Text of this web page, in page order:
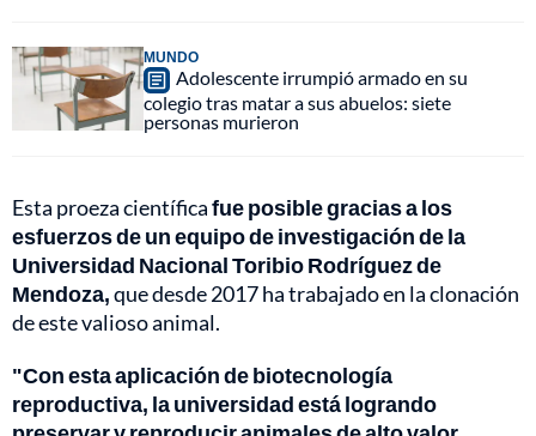
MUNDO
Adolescente irrumpió armado en su
colegio tras matar a sus abuelos: siete
personas murieron
Esta proeza científicafue posible gracias a los
esfuerzos de un equipo de investigación de la
Universidad Nacional Toribio Rodríguez de
Mendoza,que desde 2017 ha trabajado en la clonación
de este valioso animal.
"Con esta aplicación de biotecnología
reproductiva, la universidad está logrando